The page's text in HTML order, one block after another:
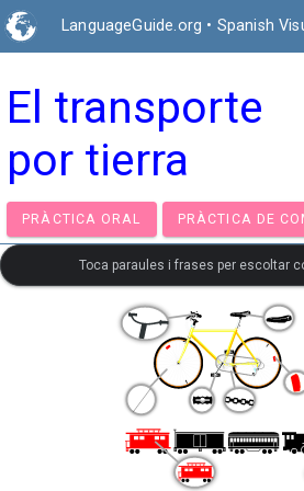
LanguageGuide.org • Spanish
El transporte
por tierra
PRÀCTICA ORAL PRÀCTICA
Toca paraules i frases per escoltar